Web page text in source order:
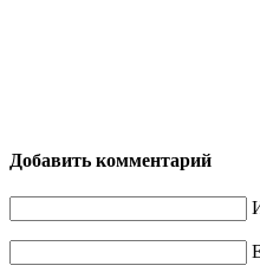
Добавить комментарий